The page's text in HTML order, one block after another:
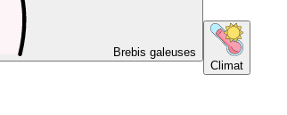
Brebis galeuses
Climat